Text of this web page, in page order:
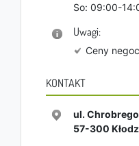
So: 09:00-
Uwagi:
Ceny
KONTAKT
ul.
57-300